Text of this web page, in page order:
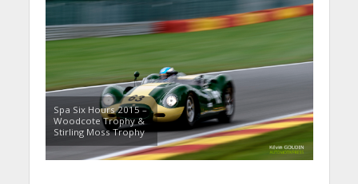
Spa Six Hours 2015 –
Woodcote Trophy &
Stirling Moss Trophy